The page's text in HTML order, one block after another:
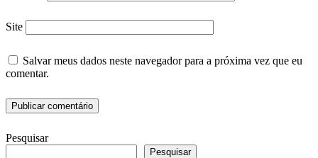
Site
Salvar meus dados neste navegador para a próxima vez que eu
comentar.
Pesquisar
Pesquisar